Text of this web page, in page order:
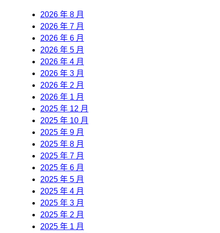
2026 年 8 月
2026 年 7 月
2026 年 6 月
2026 年 5 月
2026 年 4 月
2026 年 3 月
2026 年 2 月
2026 年 1 月
2025 年 12 月
2025 年 10 月
2025 年 9 月
2025 年 8 月
2025 年 7 月
2025 年 6 月
2025 年 5 月
2025 年 4 月
2025 年 3 月
2025 年 2 月
2025 年 1 月